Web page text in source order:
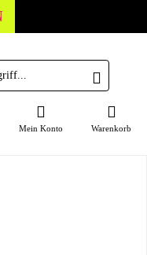
Warenkorb
Mein Konto